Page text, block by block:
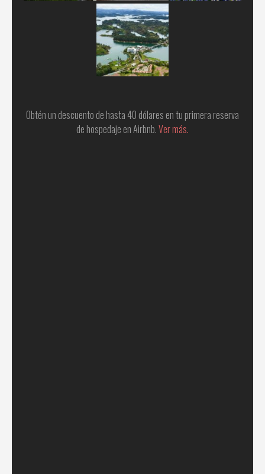
Obtén un descuento de hasta 40 dólares en tu primera reserva
de hospedaje en Airbnb.Ver más.